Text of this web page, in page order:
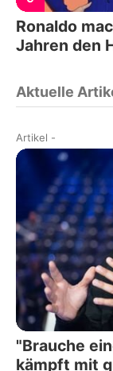
Ronaldo
Jahren den
Aktuelle
Artikel -
"Brauche
kämpft mit